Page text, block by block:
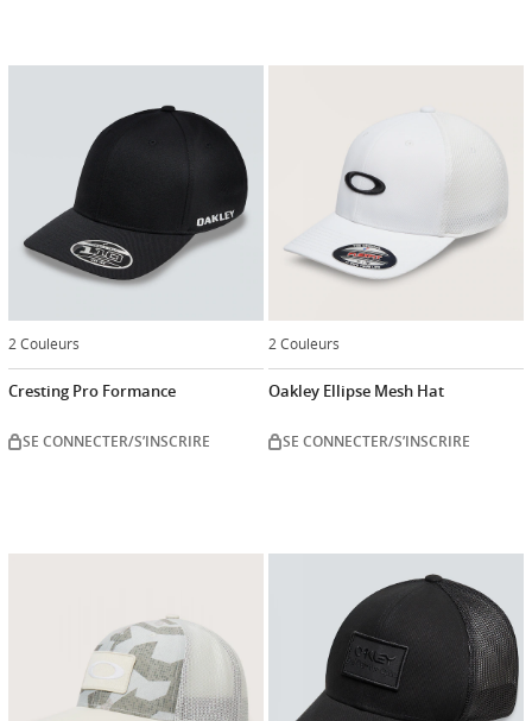
2 Couleurs
Cresting Pro Formance
SE CONNECTER/S’INSCRIRE
2 Couleurs
Oakley Ellipse Mesh Hat
SE CONNECTER/S’INSCRIRE